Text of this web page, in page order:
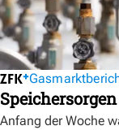
Anfang der Woche